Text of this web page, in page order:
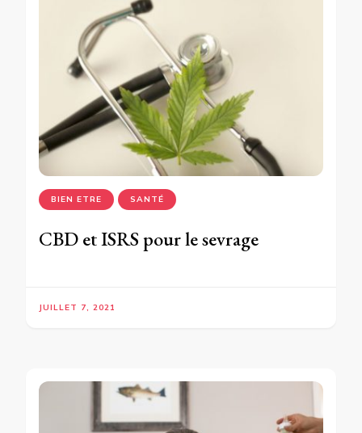
BIEN ETRE SANTÉ
CBD et ISRS pour le sevrage
JUILLET 7, 2021